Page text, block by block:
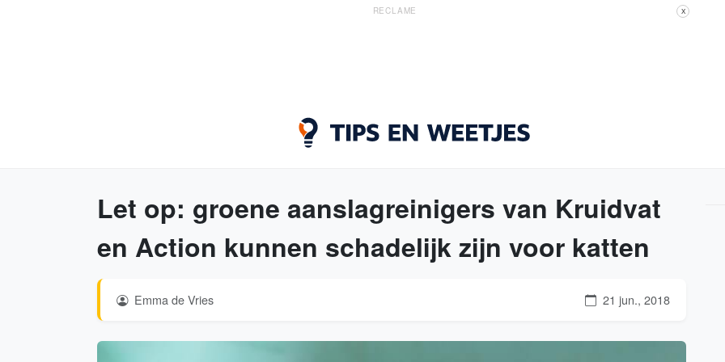
RECLAME X
Let op: groene aanslagreinigers van Kruidvat
en Action kunnen schadelijk zijn voor katten
Emma de Vries 21 jun., 2018